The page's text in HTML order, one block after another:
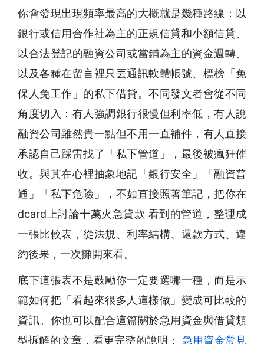
你會發現出現頻率最高的大概就是幾種路線：以
銀行或信用合作社為主的正規信貸和小額信貸、
以合法登記的融資公司或當鋪為主的資金週轉、
以及各種在留言裡只丟通訊軟體帳號、標榜「免
保人免工作」的私下借貸。不同發文者會從不同
角度切入：有人強調銀行很慢但利率低，有人說
融資公司雖然貴一點但不用一直補件，有人直接
承認自己踩雷找了「私下管道」，最後被瘋狂催
收。與其在心裡抽象地記「銀行安全」「融資普
通」「私下危險」，不如直接照著筆記，把你在
dcard上討論十萬火急貸款 看到的管道，整理成
一張比較表，從法規、利率結構、還款方式、違
約後果，一次攤開來看。
底下這張表不是鼓勵你一定要選哪一種，而是示
範如何把「看起來很多人這樣做」變成可比較的
資訊。你也可以配合這篇關於急用資金與借貸類
型拆解的文章，看更完整的說明：
急用資金常見